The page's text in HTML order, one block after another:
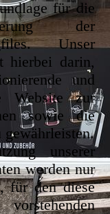
für die
der
Unser
hierbei darin,
und
Website zur
sowie die
gewährleisten.
unserer
werden nur
für den diese